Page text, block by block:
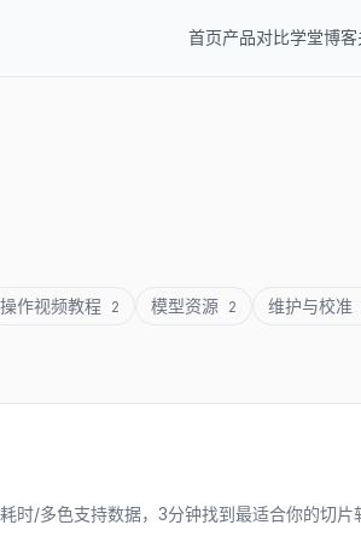
首页产品对比学堂博客
操作视频教程 2 模型资源 2 维护与校准
时/多色支持数据，3分钟找到最适合你的切片